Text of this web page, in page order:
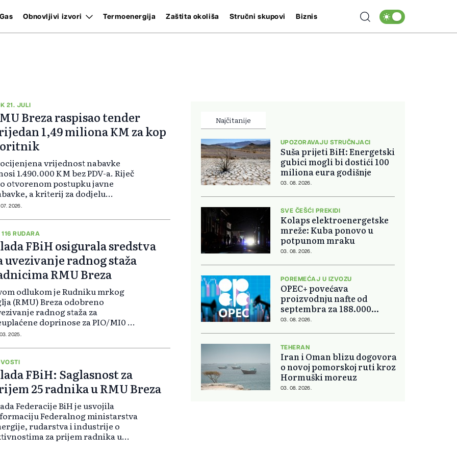
Gas Obnovljivi izvori Termoenergija Zaštita okoliša Stručni skupovi Biznis
21. JULI
Breza raspisao tender
1,49 miliona KM za kop
vrijednost nabavke
1.490.000 KM bez PDV-a. Riječ
otvorenom postupku javne
a kriterij za dodjelu
je najniža cijena. Nabavka je
e-aukcije. Prvi lo...
2026.
116 RUDARA
FBiH osigurala sredstva
uvezivanje radnog staža
RMU Breza
odlukom je Rudniku mrkog
(RMU) Breza odobreno
radnog staža za
doprinose za PIO/MI0 za
radnika koji su stekli uslove za
KM, kao i za 110 radnika
ostvaru...
2025.
FBiH: Saglasnost za
25 radnika u RMU Breza
Federacije BiH je usvojila
Federalnog ministarstva
rudarstva i industrije o
za prijem radnika u
Najčitanije
UPOZORAVAJU STRUČNJACI
Suša prijeti BiH: Energetski
gubici mogli bi dostići 100
miliona eura godišnje
03. 08. 2026.
SVE ČEŠĆI PREKIDI
Kolaps elektroenergetske
mreže: Kuba ponovo u
potpunom mraku
03. 08. 2026.
POREMEĆAJ U IZVOZU
OPEC+ povećava
proizvodnju nafte od
septembra za 188.000
barela dnevno
03. 08. 2026.
TEHERAN
Iran i Oman blizu dogovora
o novoj pomorskoj ruti kroz
Hormuški moreuz
03. 08. 2026.